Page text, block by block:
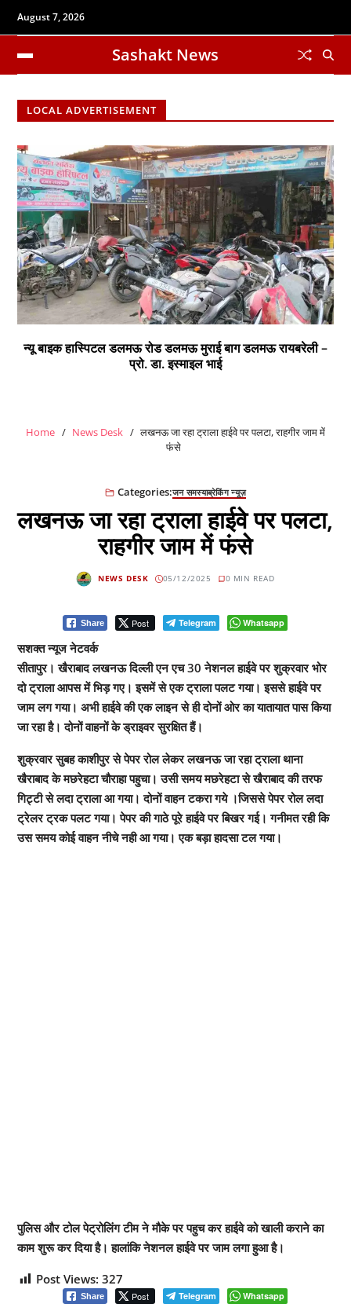
August 7, 2026
Sashakt News
LOCAL ADVERTISEMENT
न्यू बाइक हास्पिटल डलमऊ रोड डलमऊ मुराई बाग डलमऊ रायबरेली –
प्रो. डा. इस्माइल भाई
Home News Desk
लखनऊ जा रहा ट्राला हाईवे पर पलटा, राहगीर जाम में
फंसे
Categories:जन समस्याब्रेकिंग न्यूज़
लखनऊ जा रहा ट्राला हाईवे पर पलटा,
राहगीर जाम में फंसे
NEWS DESK 05/12/2025 0 MIN READ
Share Post Telegram Whatsapp
सशक्त न्यूज नेटवर्क
सीतापुर। खैराबाद लखनऊ दिल्ली एन एच 30 नेशनल हाईवे पर शुक्रवार भोर
दो ट्राला आपस में भिड़ गए। इसमें से एक ट्राला पलट गया। इससे हाईवे पर
जाम लग गया। अभी हाईवे की एक लाइन से ही दोनों ओर का यातायात पास किया
जा रहा है। दोनों वाहनों के ड्राइवर सुरक्षित हैं।
शुक्रवार सुबह काशीपुर से पेपर रोल लेकर लखनऊ जा रहा ट्राला थाना
खैराबाद के मछरेहटा चौराहा पहुचा। उसी समय मछरेहटा से खैराबाद की तरफ
गिट्टी से लदा ट्राला आ गया। दोनों वाहन टकरा गये ।जिससे पेपर रोल लदा
ट्रेलर ट्रक पलट गया। पेपर की गाठे पूरे हाईवे पर बिखर गई। गनीमत रही कि
उस समय कोई वाहन नीचे नही आ गया। एक बड़ा हादसा टल गया।
पुलिस और टोल पेट्रोलिंग टीम ने मौके पर पहुच कर हाईवे को खाली कराने का
काम शुरू कर दिया है। हालांकि नेशनल हाईवे पर जाम लगा हुआ है।
Post Views: 327
Share Post Telegram Whatsapp